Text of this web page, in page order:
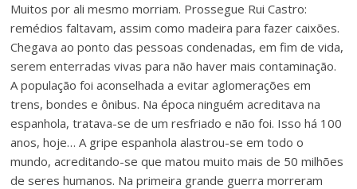
Muitos por ali mesmo morriam. Prossegue Rui Castro:
remédios faltavam, assim como madeira para fazer caixões.
Chegava ao ponto das pessoas condenadas, em fim de vida,
serem enterradas vivas para não haver mais contaminação.
A população foi aconselhada a evitar aglomerações em
trens, bondes e ônibus. Na época ninguém acreditava na
espanhola, tratava-se de um resfriado e não foi. Isso há 100
anos, hoje… A gripe espanhola alastrou-se em todo o
mundo, acreditando-se que matou muito mais de 50 milhões
de seres humanos. Na primeira grande guerra morreram